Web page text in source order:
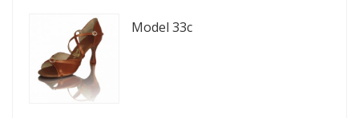
Model 33c